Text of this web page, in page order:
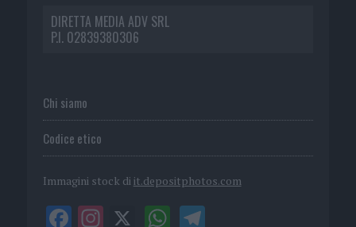
DIRETTA MEDIA ADV SRL
P.I. 02839380306
Chi siamo
Codice etico
Immagini stock di it.depositphotos.com